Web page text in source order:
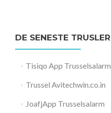
DE SENESTE TRUSLER
Tisiqo App Trusselsalarm
Trussel Avitechwin.co.in
JoafjApp Trusselsalarm